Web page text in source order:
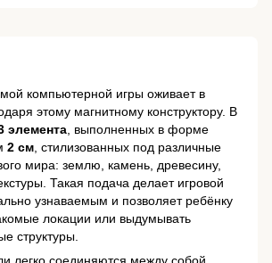
компьютерной игры оживает в
этому магнитному конструктору. В
элемента , выполненных в форме
2 см , стилизованных под различные
мира: землю, камень, древесину,
Такая подача делает игровой
узнаваемым и позволяет ребёнку
локации или выдумывать
структуры.